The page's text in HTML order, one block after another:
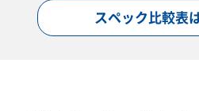
スペック比較表